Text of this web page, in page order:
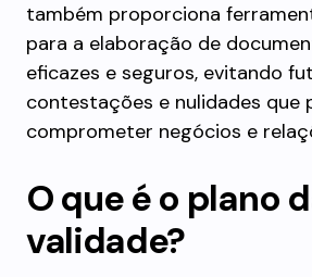
também proporciona
para a elaboração de
eficazes e seguros, evitando
contestações e nulidades que
comprometer negócios e
O que é o plano
validade?